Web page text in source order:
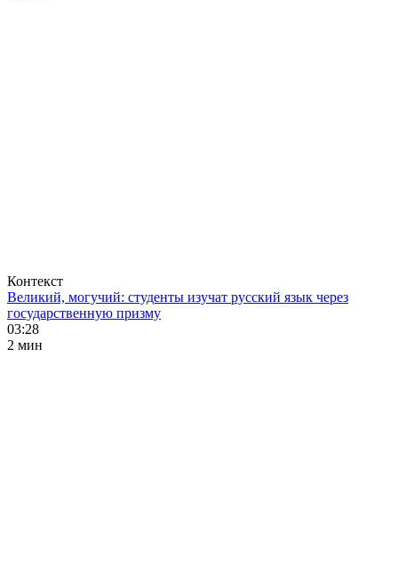
Контекст
Великий, могучий: студенты изучат русский язык через
государственную призму
03:28
2 мин